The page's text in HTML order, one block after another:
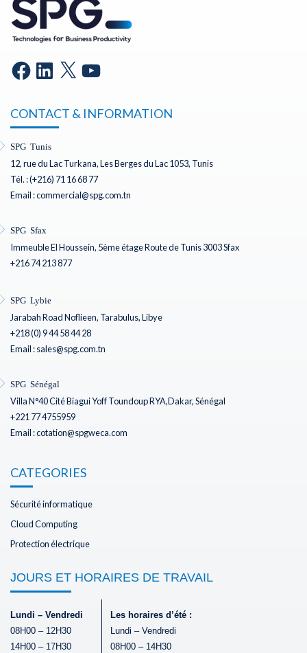
CONTACT & INFORMATION
SPG Tunis
12, rue du Lac Turkana, Les Berges du Lac 1053, Tunis
Tél. : (+216) 71 16 68 77
Email : commercial@spg.com.tn
SPG Sfax
Immeuble El Houssein, 5ème étage Route de Tunis 3003 Sfax
+216 74 213 877
SPG Lybie
Jarabah Road Noflieen, Tarabulus, Libye
+218 (0) 9 44 58 44 28
Email : sales@spg.com.tn
SPG Sénégal
Villa N°40 Cité Biagui Yoff Toundoup RYA,Dakar, Sénégal
+221 77 4755959
Email : cotation@spgweca.com
CATEGORIES
Sécurité informatique
Cloud Computing
Protection électrique
JOURS ET HORAIRES DE TRAVAIL
Lundi – Vendredi
08H00 – 12H30
14H00 – 17H30
Les horaires d’été :
Lundi – Vendredi
08H00 – 14H30